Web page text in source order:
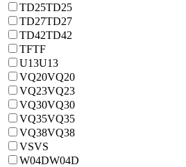
TD25TD25
TD27TD27
TD42TD42
TFTF
U13U13
VQ20VQ20
VQ23VQ23
VQ30VQ30
VQ35VQ35
VQ38VQ38
VSVS
W04DW04D